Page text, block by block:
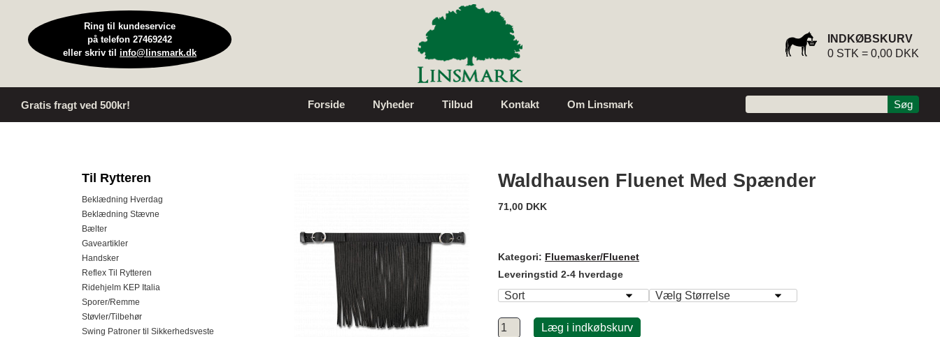
Ring til kundeservice
på telefon 27469242
eller skriv til info@linsmark.dk
INDKØBSKURV
0 STK = 0,00 DKK
Gratis fragt ved 500kr! Forside Nyheder Tilbud Kontakt Om Linsmark
Til Rytteren
Beklædning Hverdag
Beklædning Stævne
Bælter
Gaveartikler
Handsker
Reflex Til Rytteren
Ridehjelm KEP Italia
Sporer/Remme
Støvler/Tilbehør
Swing Patroner til Sikkerhedsveste
Waldhausen Fluenet Med Spænder
71,00 DKK
Kategori: Fluemasker/Fluenet
Leveringstid 2-4 hverdage
Læg i indkøbskurv